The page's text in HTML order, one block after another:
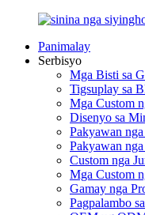
Panimalay
Serbisyo
Mga Bisti sa
Tigsuplay sa
Mga Custom
Disenyo sa
Pakyawan
Pakyawan
Custom nga
Mga Custom
Gamay nga
Pagpalambo